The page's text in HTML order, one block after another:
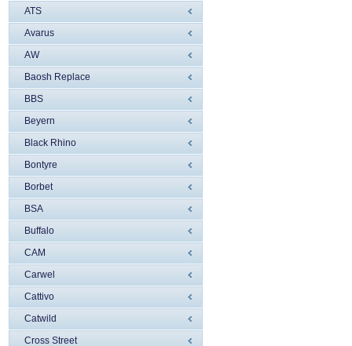
ATS
Avarus
AW
Baosh Replace
BBS
Beyern
Black Rhino
Bontyre
Borbet
BSA
Buffalo
CAM
Carwel
Cattivo
Catwild
Cross Street